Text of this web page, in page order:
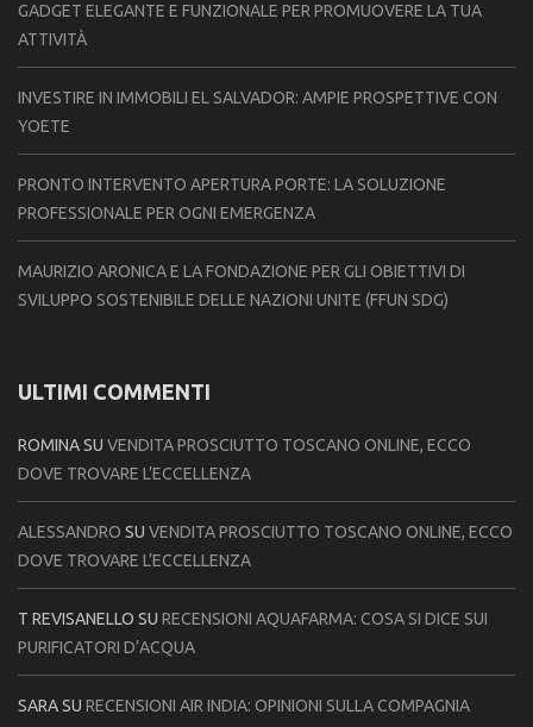
GADGET ELEGANTE E FUNZIONALE PER PROMUOVERE LA TUA
ATTIVITÀ
INVESTIRE IN IMMOBILI EL SALVADOR: AMPIE PROSPETTIVE CON
YOETE
PRONTO INTERVENTO APERTURA PORTE: LA SOLUZIONE
PROFESSIONALE PER OGNI EMERGENZA
MAURIZIO ARONICA E LA FONDAZIONE PER GLI OBIETTIVI DI
SVILUPPO SOSTENIBILE DELLE NAZIONI UNITE (FFUN SDG)
ULTIMI COMMENTI
ROMINASU VENDITA PROSCIUTTO TOSCANO ONLINE, ECCO
DOVE TROVARE L’ECCELLENZA
ALESSANDRO SU VENDITA PROSCIUTTO TOSCANO ONLINE, ECCO
DOVE TROVARE L’ECCELLENZA
T REVISANELLO SU RECENSIONI AQUAFARMA: COSA SI DICE SUI
PURIFICATORI D’ACQUA
SARASU RECENSIONI AIR INDIA: OPINIONI SULLA COMPAGNIA